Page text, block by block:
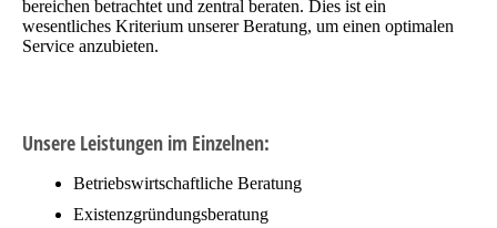
be­rei­chen betrachtet und zentral beraten. Dies ist ein
wesentliches Kriterium unserer Beratung, um einen op­ti­ma­len
Service anzubieten.
Unsere Leistungen im Einzelnen:
Betriebswirtschaftliche Beratung
Existenzgründungsberatung